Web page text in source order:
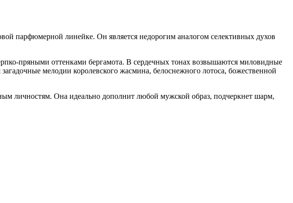
парфюмерной линейке. Он является недорогим аналогом селективных духов
пряными оттенками бергамота. В сердечных тонах возвышаются миловидные
мелодии королевского жасмина, белоснежного лотоса, божественной
личностям. Она идеально дополнит любой мужской образ, подчеркнет шарм,